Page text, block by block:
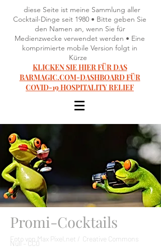
diese Seite ist meine Sammlung aller
Cocktail-Dinge seit 1980 • Bitte geben Sie
den Namen an, wenn Sie für
Medienzwecke verwendet werden • Eine
komprimierte mobile Version folgt in
Kürze
KLICKEN SIE HIER FÜR DAS
BARMAGIC.COM-DASHBOARD FÜR
COVID-19 HOSPITALITY RELIEF
Promi-Cocktails
Foto von Max Pixel.net / Creative Commons
Null – CC0